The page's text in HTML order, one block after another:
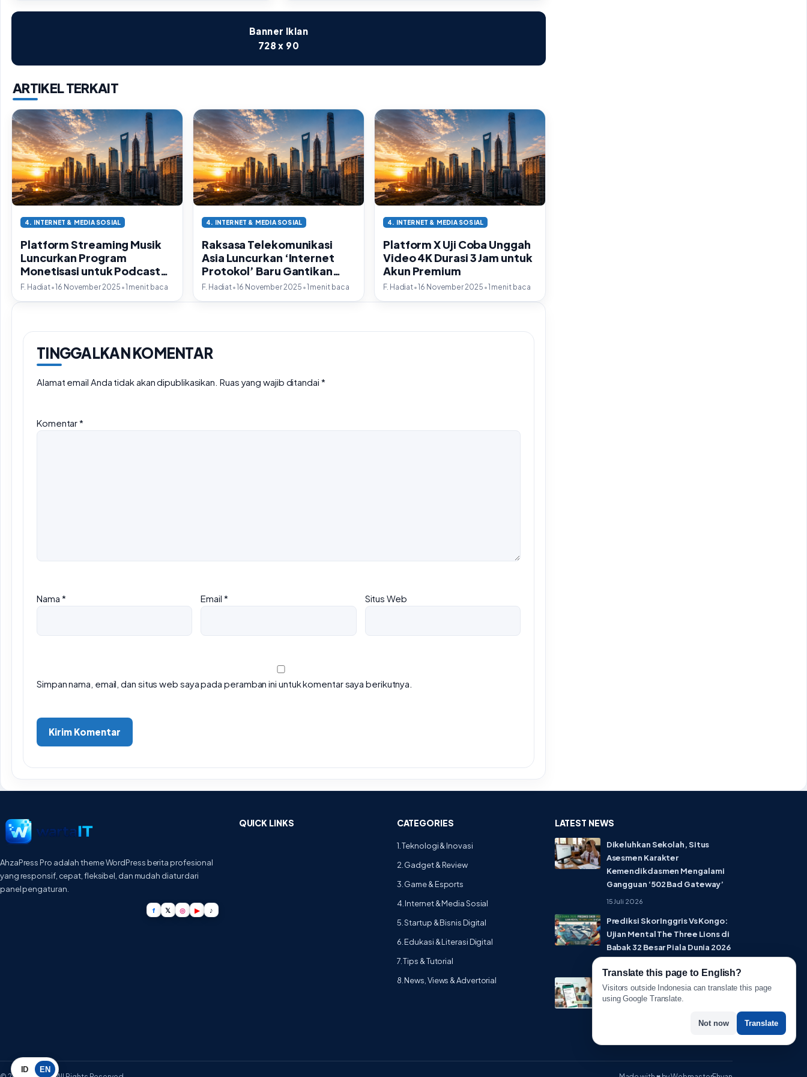
Banner Iklan
728 x 90
ARTIKEL TERKAIT
4. INTERNET & MEDIA SOSIAL
Platform Streaming Musik
Luncurkan Program
Monetisasi untuk Podcast
Berbasis Video
F. Hadiat•16 November 2025 •1 menit baca
4. INTERNET & MEDIA SOSIAL
Raksasa Telekomunikasi
Asia Luncurkan ‘Internet
Protokol’ Baru Gantikan
IPv6
F. Hadiat•16 November 2025 •1 menit baca
4. INTERNET & MEDIA SOSIAL
Platform X Uji Coba Unggah
Video 4K Durasi 3 Jam untuk
Akun Premium
F. Hadiat•16 November 2025 •1 menit baca
TINGGALKAN KOMENTAR
Alamat email Anda tidak akan dipublikasikan. Ruas yang wajib ditandai *
Komentar*
Nama * Email * Situs Web
Simpan nama, email, dan situs web saya pada peramban ini untuk komentar saya berikutnya.
AhzaPress Pro adalah theme WordPress berita profesional
yang responsif, cepat, fleksibel, dan mudah diatur dari
panel pengaturan.
f 𝕏 ◎ ▶ ♪
QUICK LINKS CATEGORIES
1. Teknologi & Inovasi
2. Gadget & Review
3. Game & Esports
4. Internet & Media Sosial
5. Startup & Bisnis Digital
6. Edukasi & Literasi Digital
7. Tips & Tutorial
8. News, Views & Advertorial
LATEST NEWS
Dikeluhkan Sekolah, Situs
Asesmen Karakter
Kemendikdasmen Mengalami
Gangguan ‘502 Bad Gateway’
15 Juli 2026
Prediksi Skor Inggris Vs Kongo:
Ujian Mental The Three Lions di
Babak 32 Besar Piala Dunia 2026
Lebih Privat! WhatsApp Resmi
Rilis Fitur Username, Tak Perlu
ID EN
Translate this page to English?
Visitors outside Indonesia can translate this page
using Google Translate.
Not now Translate